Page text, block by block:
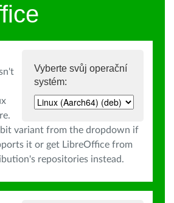
Vyberte svůj operační
systém:
variant from the dropdown if
it or get LibreOffice from
repositories instead.